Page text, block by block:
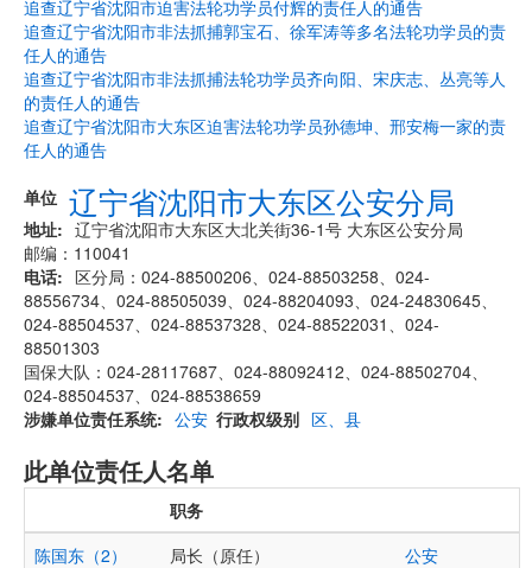
追查辽宁省沈阳市迫害法轮功学员付辉的责任人的通告
追查辽宁省沈阳市非法抓捕郭宝石、徐军涛等多名法轮功学员的责
任人的通告
追查辽宁省沈阳市非法抓捕法轮功学员齐向阳、宋庆志、丛亮等人
的责任人的通告
追查辽宁省沈阳市大东区迫害法轮功学员孙德坤、邢安梅一家的责
任人的通告
单位 辽宁省沈阳市大东区公安分局
地址
辽宁省沈阳市大东区大北关街36-1号 大东区公安分局
邮编：110041
电话
区分局：024-88500206、024-88503258、024-
88556734、024-88505039、024-88204093、024-24830645、
024-88504537、024-88537328、024-88522031、024-
88501303
国保大队：024-28117687、024-88092412、024-88502704、
024-88504537、024-88538659
涉嫌单位责任系统
公安 行政权级别 区、县
此单位责任人名单
职务
陈国东（2）
局长（原任）
公安